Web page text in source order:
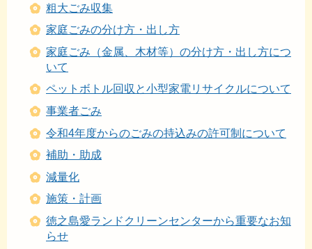
粗大ごみ収集
家庭ごみの分け方・出し方
家庭ごみ（金属、木材等）の分け方・出し方につ
いて
ペットボトル回収と小型家電リサイクルについて
事業者ごみ
令和4年度からのごみの持込みの許可制について
補助・助成
減量化
施策・計画
徳之島愛ランドクリーンセンターから重要なお知
らせ